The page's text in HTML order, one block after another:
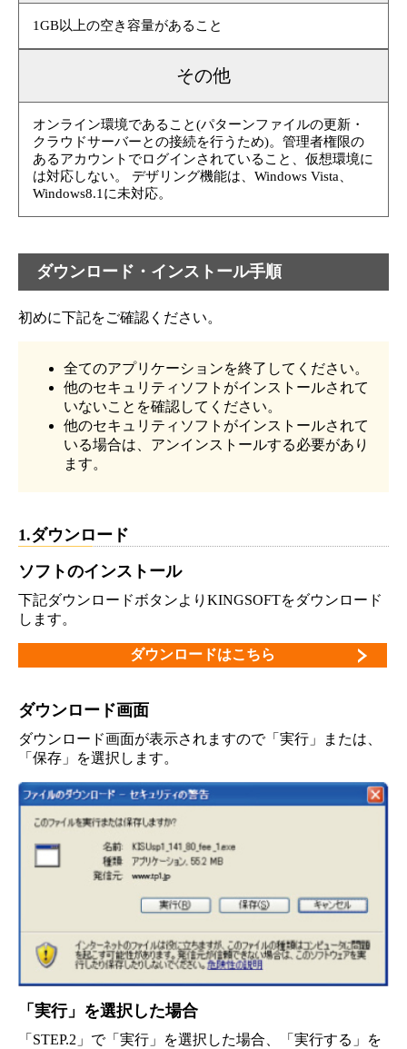
1GB以上の空き容量があること
その他
オンライン環境であること(パターンファイルの更新・
クラウドサーバーとの接続を行うため)。管理者権限の
あるアカウントでログインされていること、仮想環境に
は対応しない。 デザリング機能は、Windows Vista、
Windows8.1に未対応。
ダウンロード・インストール手順
初めに下記をご確認ください。
全てのアプリケーションを終了してください。
他のセキュリティソフトがインストールされて
いないことを確認してください。
他のセキュリティソフトがインストールされて
いる場合は、アンインストールする必要があり
ます。
1.ダウンロード
ソフトのインストール
下記ダウンロードボタンよりKINGSOFTをダウンロード
します。
ダウンロードはこちら
ダウンロード画面
ダウンロード画面が表示されますので「実行」または、
「保存」を選択します。
「実行」を選択した場合
「STEP.2」で「実行」を選択した場合、「実行する」を